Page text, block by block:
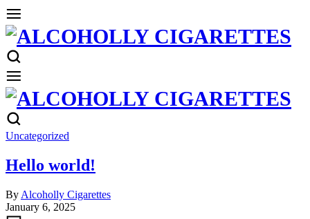
Uncategorized
Hello world!
By Alcoholly Cigarettes
January 6, 2025